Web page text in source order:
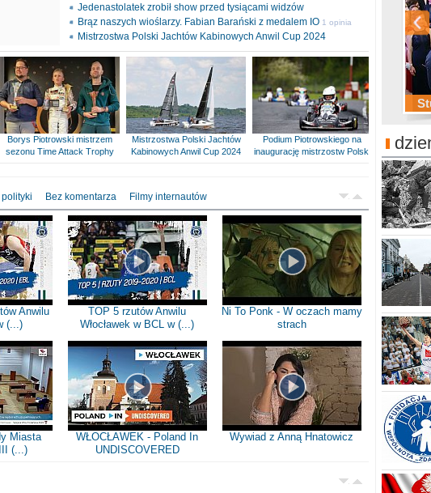
Jedenastolatek zrobił show przed tysiącami widzów
Brąz naszych wioślarzy. Fabian Barański z medalem IO 1 opinia
Mistrzostwa Polski Jachtów Kabinowych Anwil Cup 2024
Borys Piotrowski mistrzem
sezonu Time Attack Trophy
Mistrzostwa Polski Jachtów
Kabinowych Anwil Cup 2024
Podium Piotrowskiego na
inaugurację mistrzostw Polski
Bez komentarza Filmy internautów
Anwilu
(...)
TOP 5 rzutów Anwilu
Włocławek w BCL w (...)
Ni To Ponk - W oczach mamy
strach
Miasta
(...)
WŁOCŁAWEK - Poland In
UNDISCOVERED
Wywiad z Anną Hnatowicz